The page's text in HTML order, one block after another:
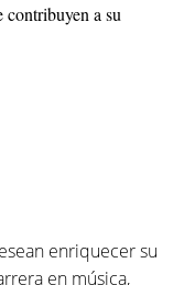
contribuyen a su
enriquecer su
en música,